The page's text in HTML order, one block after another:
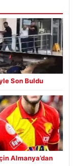
Son Buldu
Almanya’dan